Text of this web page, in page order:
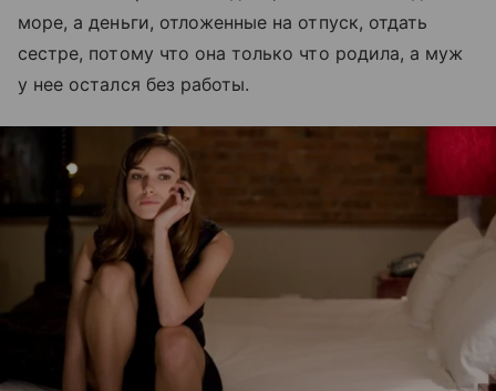
море, а деньги, отложенные на отпуск, отдать
сестре, потому что она только что родила, а муж
у нее остался без работы.